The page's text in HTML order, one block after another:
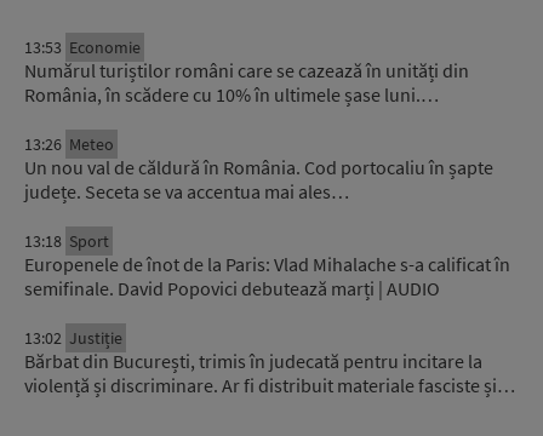
13:53 Economie
Numărul turiștilor români care se cazează în unități din
România, în scădere cu 10% în ultimele șase luni.…
13:26 Meteo
Un nou val de căldură în România. Cod portocaliu în șapte
județe. Seceta se va accentua mai ales…
13:18 Sport
Europenele de înot de la Paris: Vlad Mihalache s-a calificat în
semifinale. David Popovici debutează marți | AUDIO
13:02 Justiție
Bărbat din București, trimis în judecată pentru incitare la
violență și discriminare. Ar fi distribuit materiale fasciste și…